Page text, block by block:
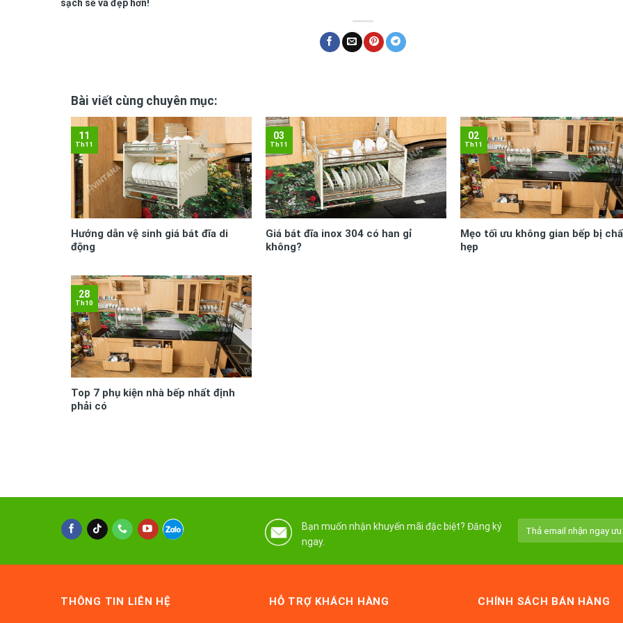
sạch sẽ và đẹp hơn!
Bài viết cùng chuyên mục:
Hướng dẫn vệ sinh giá bát đĩa di
động
11
Th11
Giá bát đĩa inox 304 có han gỉ
không?
03
Th11
Mẹo tối ưu không gian bếp bị
hẹp
02
Th11
Top 7 phụ kiện nhà bếp nhất định
phải có
28
Th10
Bạn muốn nhận khuyến mãi đặc biệt? Đăng ký
ngay.
THÔNG TIN LIÊN HỆ HỖ TRỢ KHÁCH HÀNG CHÍNH SÁCH BÁN HÀNG